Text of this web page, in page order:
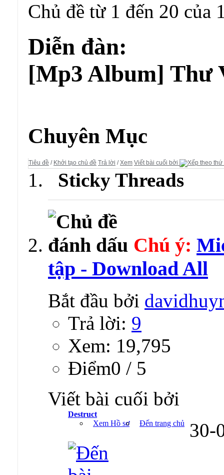
Chủ đề từ 1 đến 20 của
Diễn đàn:
[Mp3 Album] Thư
Chuyên Mục
Tiêu đề / Khởi tạo chủ đề Trả lời /Xem Viết bài cuối bởi
Sticky Threads
Chú ý:
tập - Download All
Bắt đầu bởi
Trả lời: 9
Xem: 19,795
Ðiểm0 / 5
Viết bài cuối bởi
Destruct
Xem Hồ sơ
Đến trang chủ 30-